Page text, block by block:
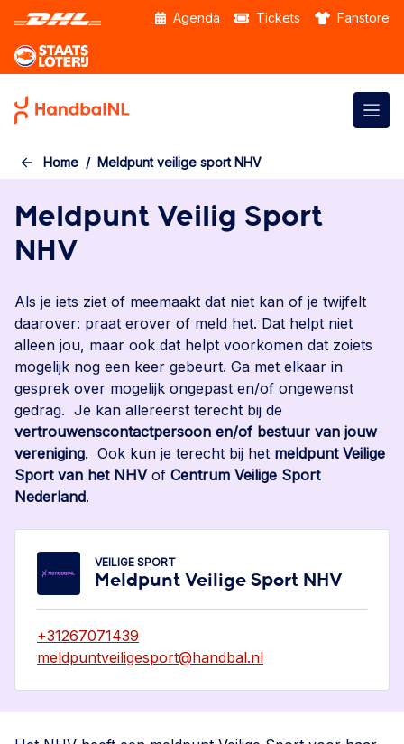
Skip to the main content Agenda Tickets Fanstore
Home Meldpunt veilige sport NHV
Meldpunt Veilig Sport
NHV
Als je iets ziet of meemaakt dat niet kan of je twijfelt
daarover: praat erover of meld het. Dat helpt niet
alleen jou, maar ook dat helpt voorkomen dat zoiets
mogelijk nog een keer gebeurt. Ga met elkaar in
gesprek over mogelijk ongepast en/of ongewenst
gedrag. Je kan allereerst terecht bij de
vertrouwenscontactpersoon en/of bestuur van jouw
vereniging. Ook kun je terecht bij het meldpunt Veilige
Sport van het NHVof Centrum Veilige Sport
Nederland.
VEILIGE SPORT
Meldpunt Veilige Sport NHV
+31267071439
meldpuntveiligesport@handbal.nl